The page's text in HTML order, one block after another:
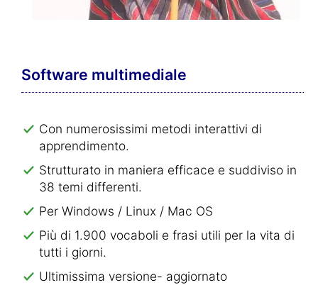
Software multimediale
Con numerosissimi metodi interattivi di
apprendimento.
Strutturato in maniera efficace e suddiviso in
38 temi differenti.
Per Windows / Linux / Mac OS
Più di 1.900 vocaboli e frasi utili per la vita di
tutti i giorni.
Ultimissima versione- aggiornato